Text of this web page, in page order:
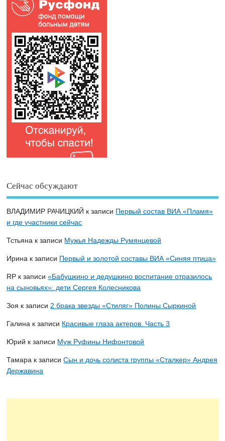
Сейчас обсуждают
ВЛАДИМИР РАЧИЦКИЙ к записи Первый состав ВИА «Пламя»
и где участники сейчас
Тстьяна к записи Мужья Надежды Румянцевой
Ирина к записи Первый и золотой составы ВИА «Синяя птица»
RP к записи«Бабушкино и дедушкино воспитание отразилось
на сыновьях»: дети Сергея Колесникова
Зоя к записи2 брака звезды «Стиляг» Полины Сыркиной
Галина к записи Красивые глаза актеров. Часть 3
Юрий к записи Муж Руфины Нифонтовой
Тамара к записиСын и дочь солиста группы «Сталкер» Андрея
Державина